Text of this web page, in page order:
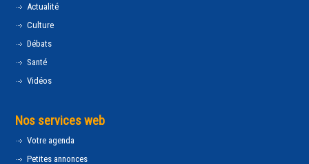
Actualité
Culture
Débats
Santé
Vidéos
Nos services web
Votre agenda
Petites annonces